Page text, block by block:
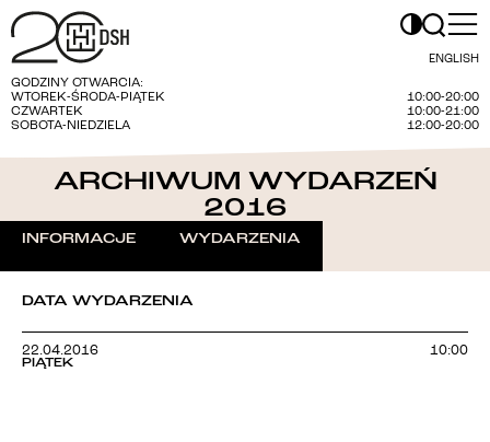
ENGLISH
GODZINY OTWARCIA:
WTOREK-ŚRODA-PIĄTEK
10:00-20:00
CZWARTEK
10:00-21:00
SOBOTA-NIEDZIELA
12:00-20:00
ARCHIWUM WYDARZEŃ
2016
INFORMACJE WYDARZENIA
DATA WYDARZENIA
22.04.2016
PIĄTEK
10:00